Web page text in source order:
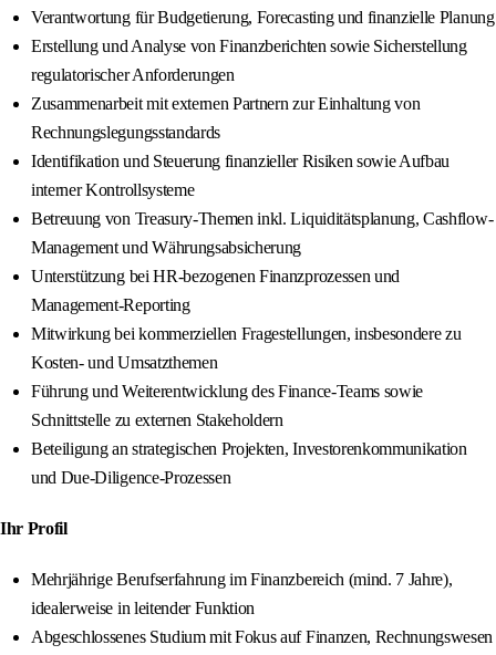
Verantwortung für Budgetierung, Forecasting und finanzielle Planung
Erstellung und Analyse von Finanzberichten sowie Sicherstellung
regulatorischer Anforderungen
Zusammenarbeit mit externen Partnern zur Einhaltung von
Rechnungslegungsstandards
Identifikation und Steuerung finanzieller Risiken sowie Aufbau
interner Kontrollsysteme
Betreuung von Treasury-Themen inkl. Liquiditätsplanung, Cashflow-
Management und Währungsabsicherung
Unterstützung bei HR-bezogenen Finanzprozessen und
Management-Reporting
Mitwirkung bei kommerziellen Fragestellungen, insbesondere zu
Kosten- und Umsatzthemen
Führung und Weiterentwicklung des Finance-Teams sowie
Schnittstelle zu externen Stakeholdern
Beteiligung an strategischen Projekten, Investorenkommunikation
und Due-Diligence-Prozessen
Ihr Profil
Mehrjährige Berufserfahrung im Finanzbereich (mind. 7 Jahre),
idealerweise in leitender Funktion
Abgeschlossenes Studium mit Fokus auf Finanzen, Rechnungswesen